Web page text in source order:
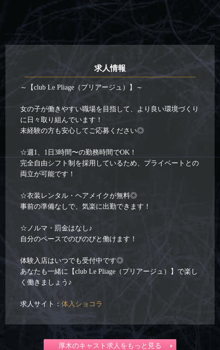
求人情報
～【club Le Pliage（プリアージュ）】～
女の子が働きやすい職場を目指して、より良い環境づくり
に日々取り組んでいます！
未経験の方も安心してご応募ください◎
☆週1、1日3時間〜の勤務時間でOK！
完全自由シフト制を採用しているため、プライベートとの
両立が可能です！
☆衣装レンタル・ヘアメイクが無料◎
事前の準備なしで、気楽に出勤できます！
☆ノルマ・罰金はなし♪
自分のペースでのびのびと働けます！
体験入店はいつでも受付中です◎
あなたも一緒に【club Le Pliage（プリアージュ）】で楽し
く働きましょう♪
求人サイト：体入ショコラ
厚木のキャスト求人をもっと見る